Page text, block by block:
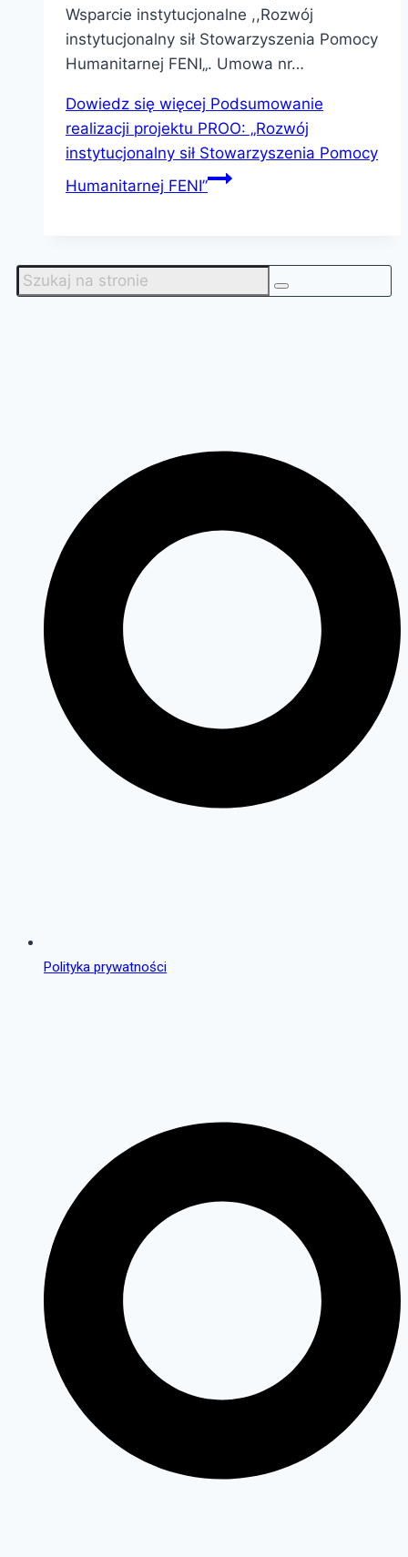
Wsparcie instytucjonalne ,,Rozwój
instytucjonalny sił Stowarzyszenia Pomocy
Humanitarnej FENI„. Umowa nr…
Dowiedz się więcej Podsumowanie
realizacji projektu PROO: „Rozwój
instytucjonalny sił Stowarzyszenia Pomocy
Humanitarnej FENI”
Polityka prywatności